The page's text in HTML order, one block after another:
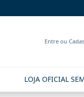
Entre ou
LOJA OFICIAL